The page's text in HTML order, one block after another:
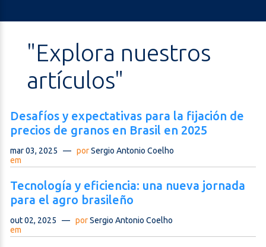
"Explora nuestros
artículos"
Desafíos y expectativas para la fijación de
precios de granos en Brasil en 2025
mar 03, 2025 — porSergio Antonio Coelho
em
Tecnología y eficiencia: una nueva jornada
para el agro brasileño
out 02, 2025 — porSergio Antonio Coelho
em